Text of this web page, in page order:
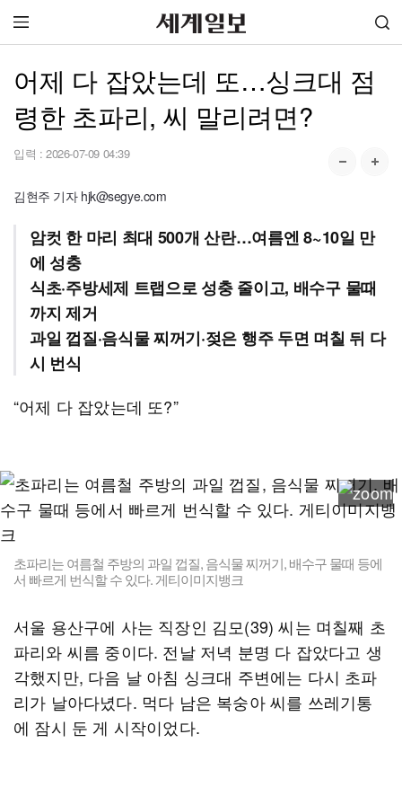
어제 다 잡았는데 또…싱크대 점
령한 초파리, 씨 말리려면?
입력 : 2026-07-09 04:39
김현주 기자 hjk@segye.com
암컷 한 마리 최대 500개 산란…여름엔 8~10일 만
에 성충
식초·주방세제 트랩으로 성충 줄이고, 배수구 물때
까지 제거
과일 껍질·음식물 찌꺼기·젖은 행주 두면 며칠 뒤 다
시 번식
“어제 다 잡았는데 또?”
초파리는 여름철 주방의 과일 껍질, 음식물 찌꺼기, 배수구 물때 등에
서 빠르게 번식할 수 있다. 게티이미지뱅크
서울 용산구에 사는 직장인 김모(39) 씨는 며칠째 초
파리와 씨름 중이다. 전날 저녁 분명 다 잡았다고 생
각했지만, 다음 날 아침 싱크대 주변에는 다시 초파
리가 날아다녔다. 먹다 남은 복숭아 씨를 쓰레기통
에 잠시 둔 게 시작이었다.